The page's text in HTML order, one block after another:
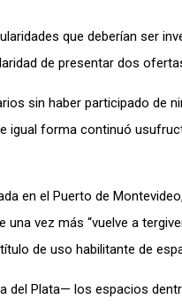
que deberían ser
de presentar dos
sin haber participado de
igual forma continuó
en el Puerto de
vez más “vuelve a
de uso habilitante de
del Plata— los espacios